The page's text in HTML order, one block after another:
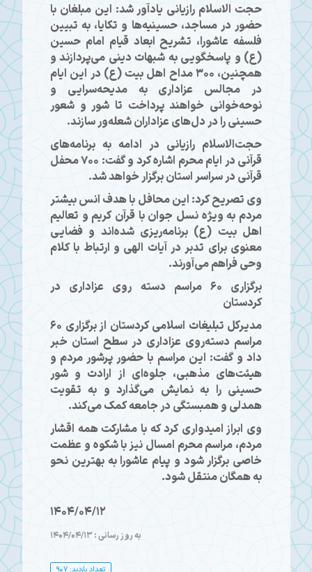
حجت الاسلام رازیانی یادآور شد: این مبلغان با
حضور در مساجد، حسینیه‌ها و تکایا، به تبیین
فلسفه عاشورا، تشریح ابعاد قیام امام حسین
(ع) و پاسخگویی به شبهات دینی می‌پردازند و
همچنین، ۳۰۰ مداح اهل بیت (ع) در این ایام
در مجالس عزاداری به مدیحه‌سرایی و
نوحه‌خوانی خواهند پرداخت تا شور و شعور
حسینی را در دل‌های عزاداران شعله‌ور سازند.
حجت‌الاسلام رازیانی در ادامه به برنامه‌های
قرآنی در ایام محرم اشاره کرد و گفت: ۷۰۰ محفل
قرآنی در سراسر استان برگزار خواهد شد.
وی تصریح کرد: این محافل با هدف انس بیشتر
مردم به ویژه نسل جوان با قرآن کریم و تعالیم
اهل بیت (ع) برنامه‌ریزی شده‌اند و فضایی
معنوی برای تدبر در آیات الهی و ارتباط با کلام
وحی فراهم می‌آورند.
برگزاری ۶۰ مراسم دسته روی عزاداری در
کردستان
مدیرکل تبلیغات اسلامی کردستان از برگزاری ۶۰
مراسم دسته‌روی عزاداری در سطح استان خبر
داد و گفت: این مراسم با حضور پرشور مردم و
هیئت‌های مذهبی، جلوه‌ای از ارادت و شور
حسینی را به نمایش می‌گذارد و به تقویت
همدلی و همبستگی در جامعه کمک می‌کند.
وی ابراز امیدواری کرد که با مشارکت همه اقشار
مردم، مراسم محرم امسال نیز با شکوه و عظمت
خاصی برگزار شود و پیام عاشورا به بهترین نحو
به همگان منتقل شود.
1404/04/12
به روز رسانی : 1404/04/13
تعداد بازدید: 907